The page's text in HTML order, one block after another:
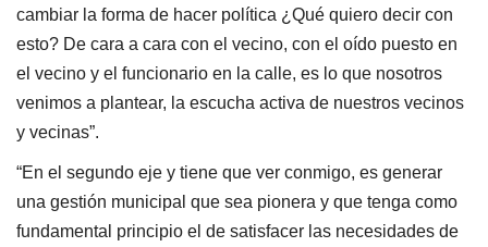
cambiar la forma de hacer política ¿Qué quiero decir con
esto? De cara a cara con el vecino, con el oído puesto en
el vecino y el funcionario en la calle, es lo que nosotros
venimos a plantear, la escucha activa de nuestros vecinos
y vecinas”.
“En el segundo eje y tiene que ver conmigo, es generar
una gestión municipal que sea pionera y que tenga como
fundamental principio el de satisfacer las necesidades de